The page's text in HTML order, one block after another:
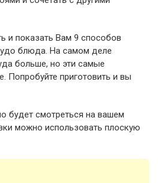
и показать Вам 9 способов
блюда. На самом деле
больше, но эти самые
Попробуйте приготовить и вы
будет смотреться на вашем
можно использовать плоскую